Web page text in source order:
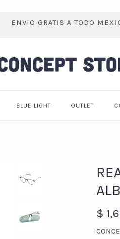
ENVIO GRATIS A TODO
BLUE LIGHT OUTLET
$